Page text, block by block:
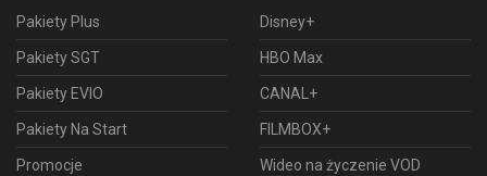
Pakiety Plus
Pakiety SGT
Pakiety EVIO
Pakiety Na Start
Promocje
Disney+
HBO Max
CANAL+
FILMBOX+
Wideo na życzenie VOD